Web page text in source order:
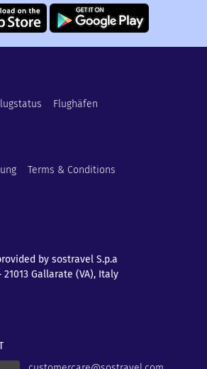
Flughäfen
Terms & Conditions
by sostravel S.p.a
Gallarate (VA), Italy